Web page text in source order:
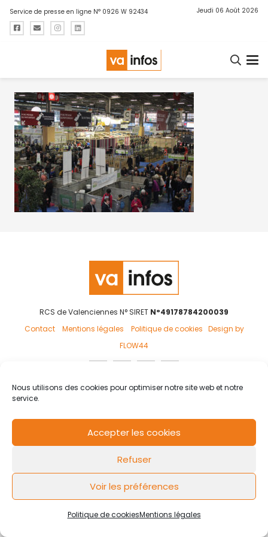
Nous utilisons des cookies pour optimiser notre site web et notre
service.
Accepter les cookies
Refuser
Voir les préférences
Politique de cookiesMentions légales
Service de presse en ligne N° 0926 W 92434 Jeudi 06 Août 2026
RCS de Valenciennes N° SIRET N°49178784200039
Contact
Mentions légales Politique de cookies Design by
FLOW44